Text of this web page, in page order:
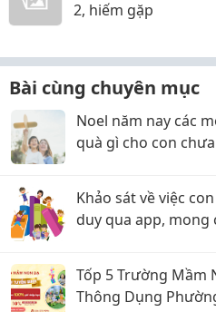
2, hiếm gặp
Bài cùng chuyên mục
Noel năm nay các
quà gì cho con chưa
Khảo sát về việc
duy qua app,
Tốp 5 Trường Mầm
Thông Dụng